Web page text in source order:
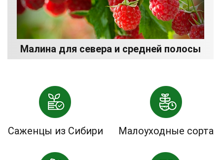
Малина для севера и средней полосы
Саженцы из Сибири Малоуходные сорта